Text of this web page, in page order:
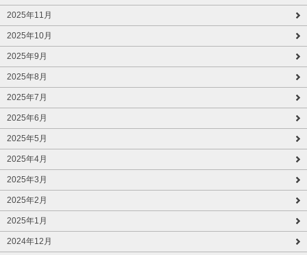
2025年11月
2025年10月
2025年9月
2025年8月
2025年7月
2025年6月
2025年5月
2025年4月
2025年3月
2025年2月
2025年1月
2024年12月